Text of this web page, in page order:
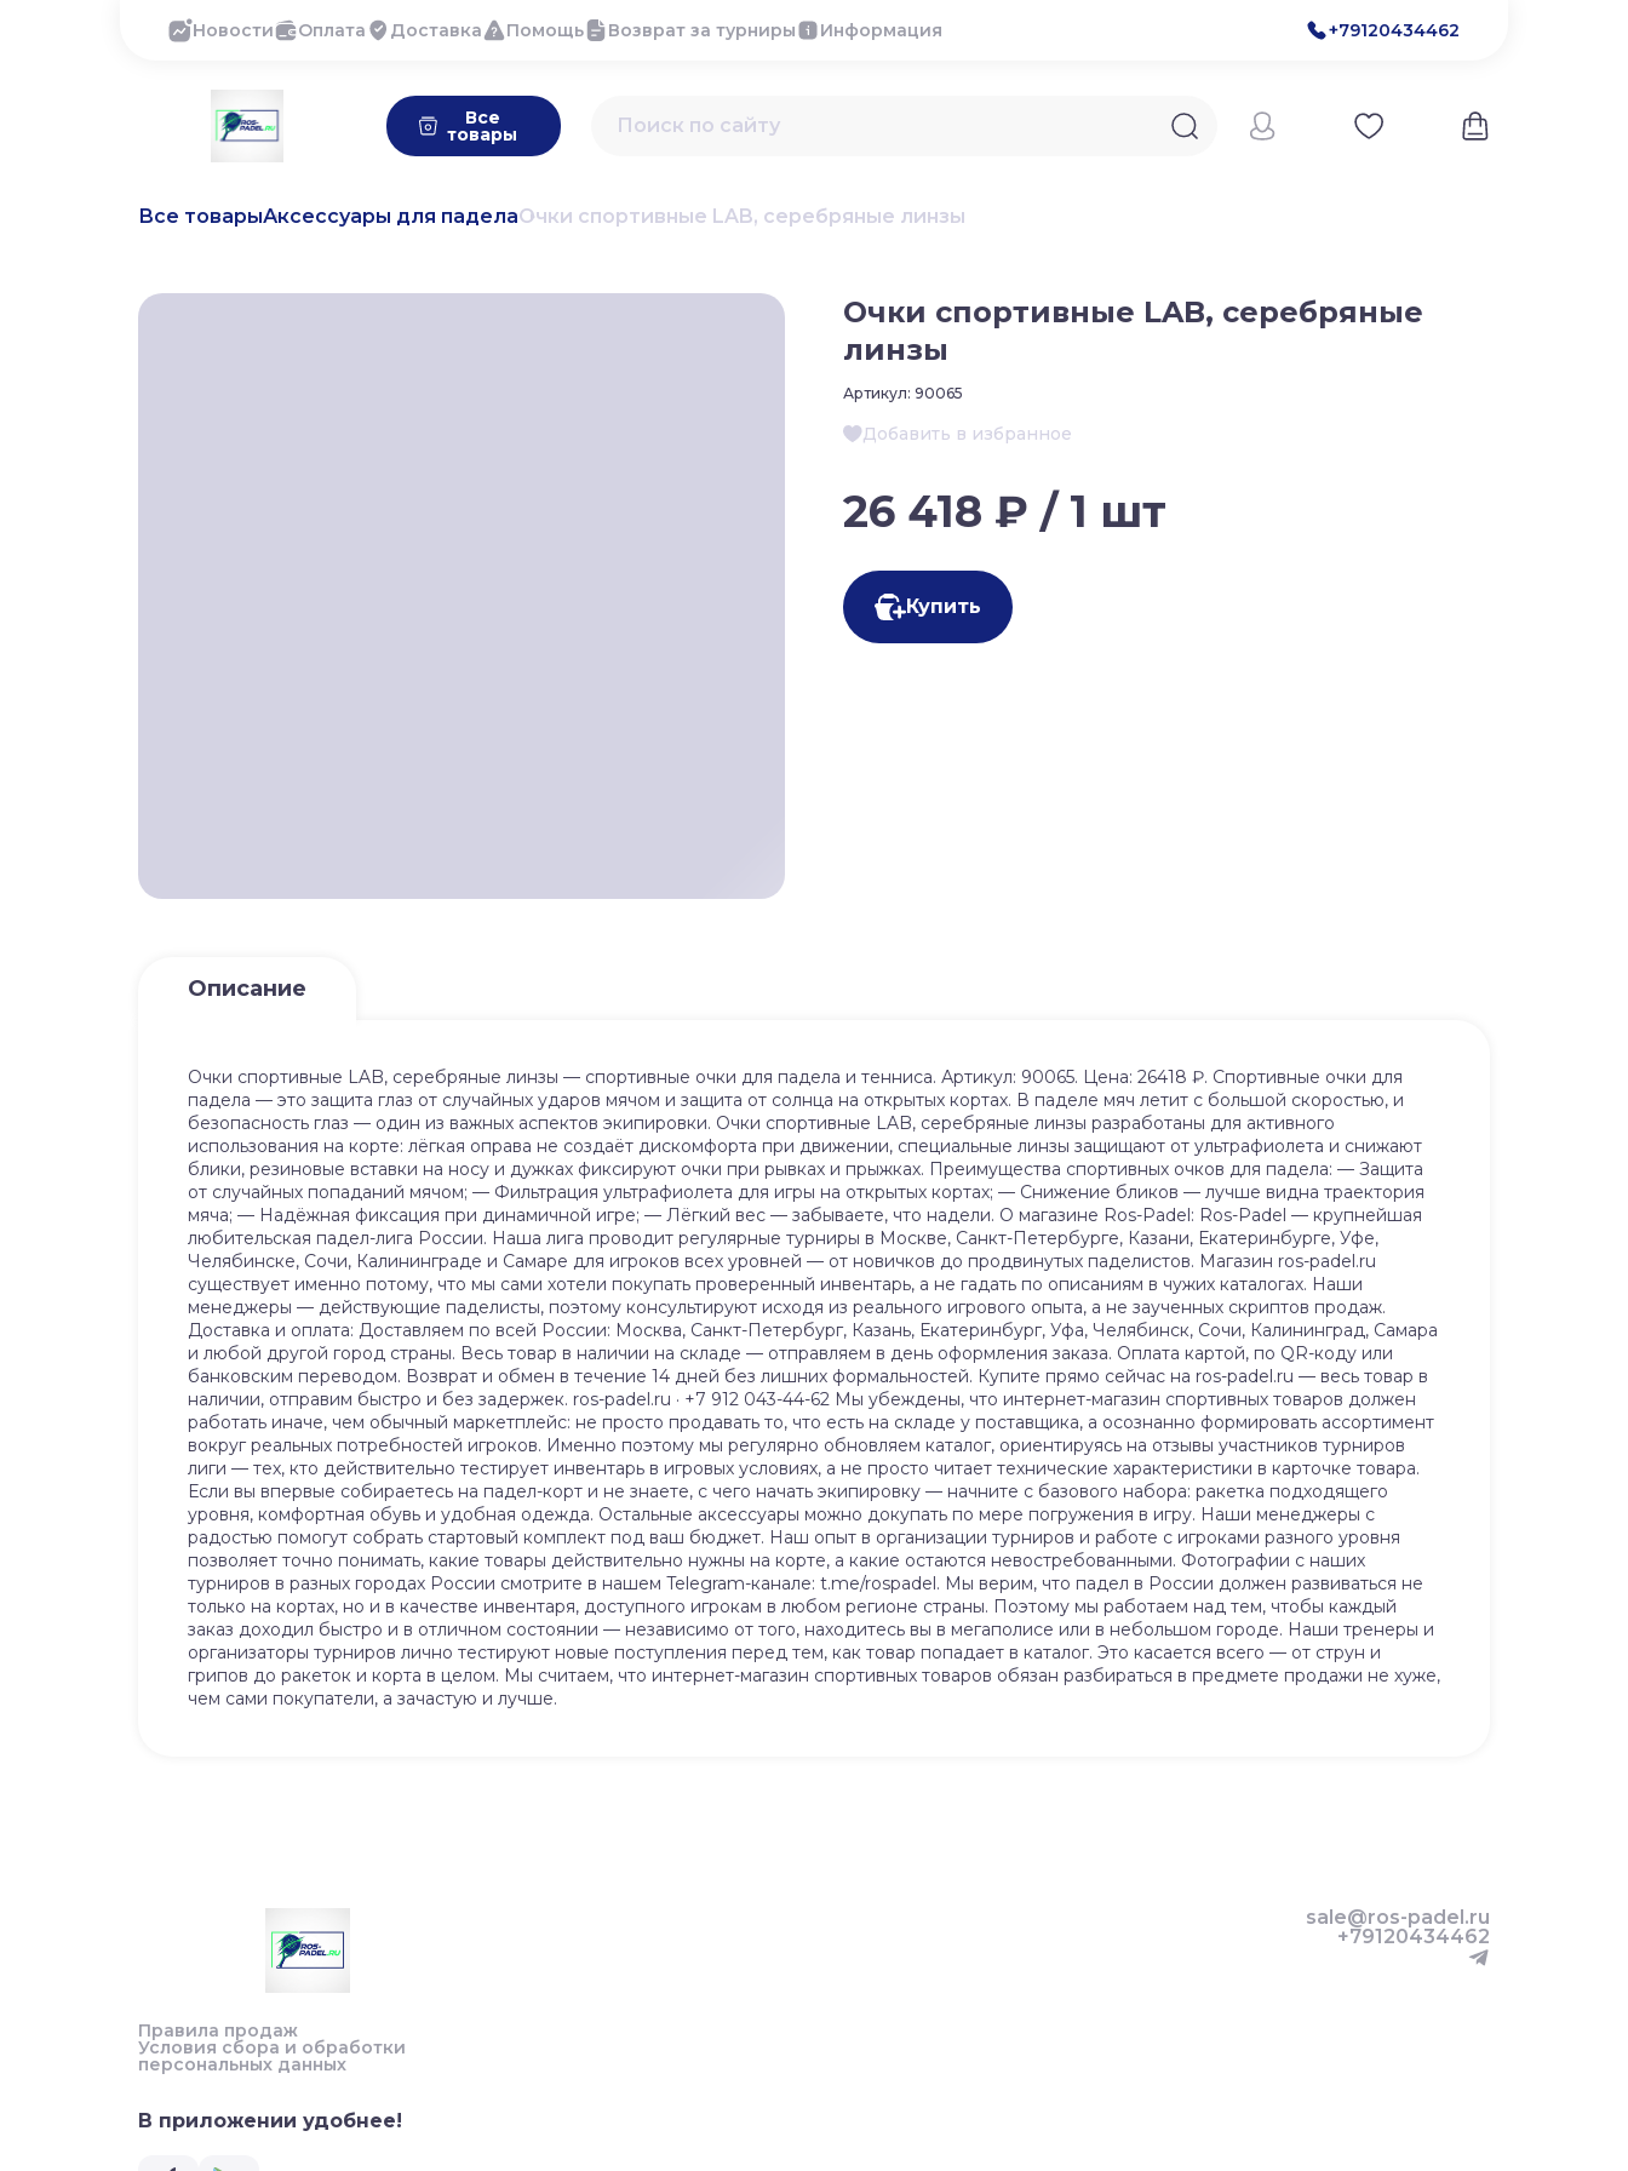
Новости Оплата Доставка Помощь Возврат за турниры Информация +79120434462
Все
товары
Все товарыАксессуары для паделаОчки спортивные LAB, серебряные линзы
Очки спортивные LAB, серебряные
линзы
Артикул: 90065
Добавить в избранное
26 418 ₽ / 1 шт
Купить
Описание
Очки спортивные LAB, серебряные линзы — спортивные очки для падела и тенниса. Артикул: 90065. Цена: 26418 ₽. Спортивные очки для
падела — это защита глаз от случайных ударов мячом и защита от солнца на открытых кортах. В паделе мяч летит с большой скоростью, и
безопасность глаз — один из важных аспектов экипировки. Очки спортивные LAB, серебряные линзы разработаны для активного
использования на корте: лёгкая оправа не создаёт дискомфорта при движении, специальные линзы защищают от ультрафиолета и снижают
блики, резиновые вставки на носу и дужках фиксируют очки при рывках и прыжках. Преимущества спортивных очков для падела: — Защита
от случайных попаданий мячом; — Фильтрация ультрафиолета для игры на открытых кортах; — Снижение бликов — лучше видна траектория
мяча; — Надёжная фиксация при динамичной игре; — Лёгкий вес — забываете, что надели. О магазине Ros-Padel: Ros-Padel — крупнейшая
любительская падел-лига России. Наша лига проводит регулярные турниры в Москве, Санкт-Петербурге, Казани, Екатеринбурге, Уфе,
Челябинске, Сочи, Калининграде и Самаре для игроков всех уровней — от новичков до продвинутых паделистов. Магазин ros-padel.ru
существует именно потому, что мы сами хотели покупать проверенный инвентарь, а не гадать по описаниям в чужих каталогах. Наши
менеджеры — действующие паделисты, поэтому консультируют исходя из реального игрового опыта, а не заученных скриптов продаж.
Доставка и оплата: Доставляем по всей России: Москва, Санкт-Петербург, Казань, Екатеринбург, Уфа, Челябинск, Сочи, Калининград, Самара
и любой другой город страны. Весь товар в наличии на складе — отправляем в день оформления заказа. Оплата картой, по QR-коду или
банковским переводом. Возврат и обмен в течение 14 дней без лишних формальностей. Купите прямо сейчас на ros-padel.ru — весь товар в
наличии, отправим быстро и без задержек. ros-padel.ru · +7 912 043-44-62 Мы убеждены, что интернет-магазин спортивных товаров должен
работать иначе, чем обычный маркетплейс: не просто продавать то, что есть на складе у поставщика, а осознанно формировать ассортимент
вокруг реальных потребностей игроков. Именно поэтому мы регулярно обновляем каталог, ориентируясь на отзывы участников турниров
лиги — тех, кто действительно тестирует инвентарь в игровых условиях, а не просто читает технические характеристики в карточке товара.
Если вы впервые собираетесь на падел-корт и не знаете, с чего начать экипировку — начните с базового набора: ракетка подходящего
уровня, комфортная обувь и удобная одежда. Остальные аксессуары можно докупать по мере погружения в игру. Наши менеджеры с
радостью помогут собрать стартовый комплект под ваш бюджет. Наш опыт в организации турниров и работе с игроками разного уровня
позволяет точно понимать, какие товары действительно нужны на корте, а какие остаются невостребованными. Фотографии с наших
турниров в разных городах России смотрите в нашем Telegram-канале: t.me/rospadel. Мы верим, что падел в России должен развиваться не
только на кортах, но и в качестве инвентаря, доступного игрокам в любом регионе страны. Поэтому мы работаем над тем, чтобы каждый
заказ доходил быстро и в отличном состоянии — независимо от того, находитесь вы в мегаполисе или в небольшом городе. Наши тренеры и
организаторы турниров лично тестируют новые поступления перед тем, как товар попадает в каталог. Это касается всего — от струн и
грипов до ракеток и корта в целом. Мы считаем, что интернет-магазин спортивных товаров обязан разбираться в предмете продажи не хуже,
чем сами покупатели, а зачастую и лучше.
Правила продаж
Условия сбора и обработки
персональных данных
sale@ros-padel.ru
+79120434462
В приложении удобнее!